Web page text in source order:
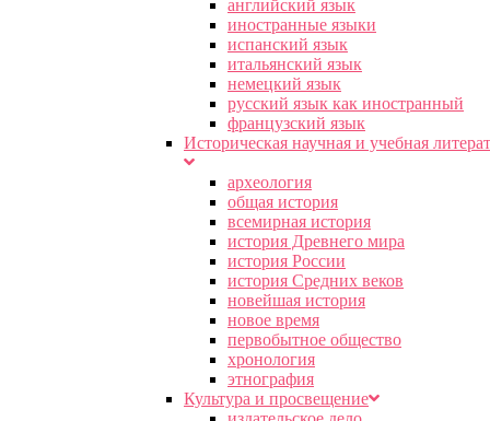
английский язык
иностранные языки
испанский язык
итальянский язык
немецкий язык
русский язык как иностранный
французский язык
Историческая научная и учебная
археология
общая история
всемирная история
история Древнего мира
история России
история Средних веков
новейшая история
новое время
первобытное общество
хронология
этнография
Культура и просвещение